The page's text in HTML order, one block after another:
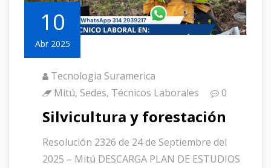
10
Abr 2025
Tecnologia Suramerica
Mitú, Sedes, Técnicos Laborales 0
Silvicultura y forestación
Resolución 2326 de 24 de Septiembre del
2025 – Mitú DESCARGA PLAN DE ESTUDIOS